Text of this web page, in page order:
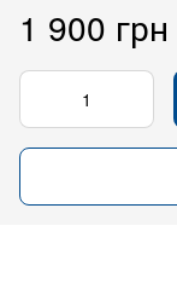
1 900 грн